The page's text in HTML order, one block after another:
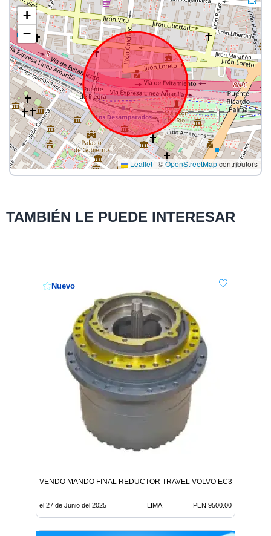
+
−
Leaflet | ©OpenStreetMapcontributors
TAMBIÉN LE PUEDE INTERESAR
Nuevo
VENDO MANDO FINAL REDUCTOR TRAVEL VOLVO EC360BLC
el 27 de Junio del 2025 LIMA PEN 9500.00